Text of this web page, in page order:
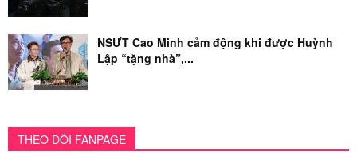
NSƯT Cao Minh cảm động khi được Huỳnh
Lập “tặng nhà”,...
THEO DÕI FANPAGE